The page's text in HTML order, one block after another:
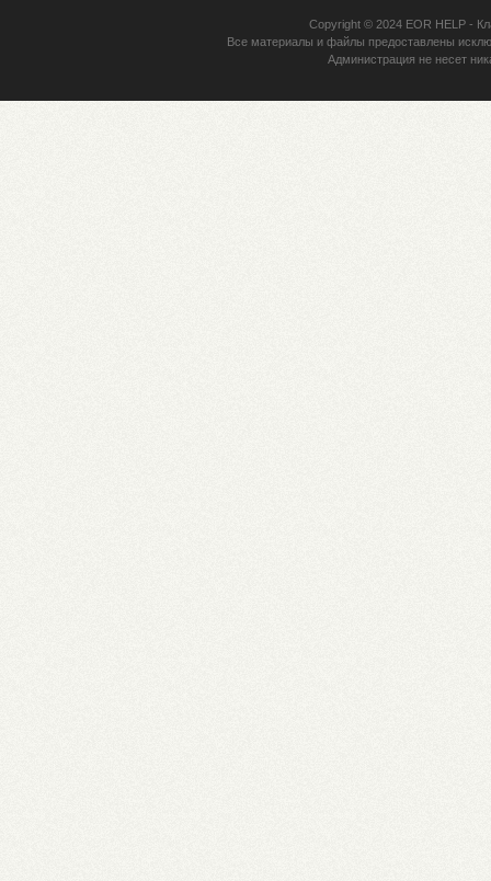
Copyright © 2024 EOR HELP-
Все материалы и файлы предоставлены
Администрация не несет